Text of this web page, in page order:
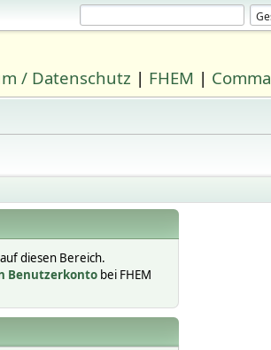
/ Datenschutz | FHEM |
diesen Bereich.
Benutzerkontobei FHEM